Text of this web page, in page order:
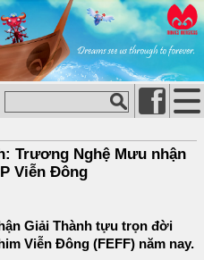
Trương Nghệ Mưu nhận
Viễn Đông
Giải Thành tựu trọn đời
Viễn Đông (FEFF) năm nay.